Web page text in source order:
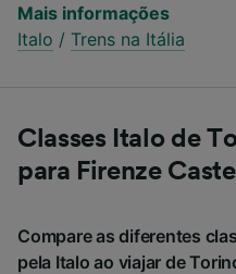
Mais informações
Italo / Trens na Itália
Classes Italo de
para Firenze
Compare as diferentes
pela Italo ao viajar de